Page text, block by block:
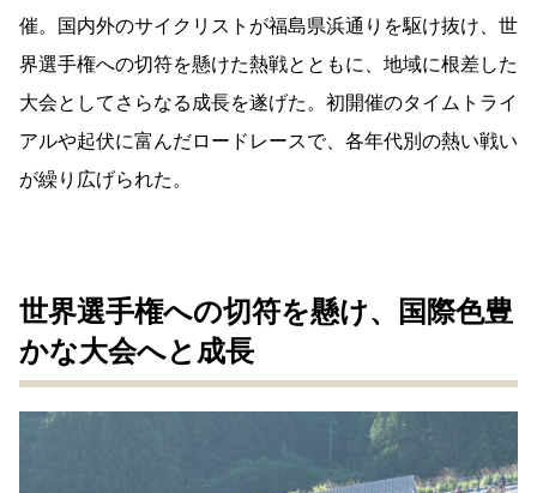
催。国内外のサイクリストが福島県浜通りを駆け抜け、世
界選手権への切符を懸けた熱戦とともに、地域に根差した
大会としてさらなる成長を遂げた。初開催のタイムトライ
アルや起伏に富んだロードレースで、各年代別の熱い戦い
が繰り広げられた。
世界選手権への切符を懸け、国際色豊
かな大会へと成長